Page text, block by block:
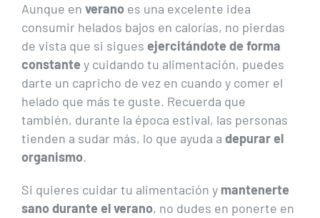
Aunque en verano es una excelente idea
consumir helados bajos en calorías, no pierdas
de vista que si sigues ejercitándote de forma
constante y cuidando tu alimentación, puedes
darte un capricho de vez en cuando y comer el
helado que más te guste. Recuerda que
también, durante la época estival, las personas
tienden a sudar más, lo que ayuda a depurar el
organismo.
Si quieres cuidar tu alimentación y mantenerte
sano durante el verano, no dudes en ponerte en